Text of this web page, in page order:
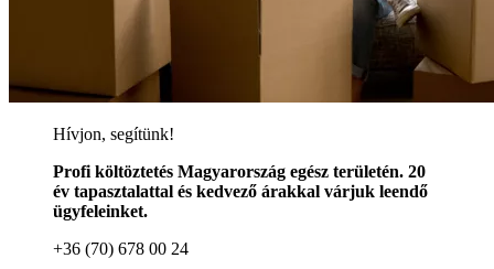
Hívjon, segítünk!
Profi költöztetés Magyarország egész területén. 20
év tapasztalattal és kedvező árakkal várjuk leendő
ügyfeleinket.
+36 (70) 678 00 24